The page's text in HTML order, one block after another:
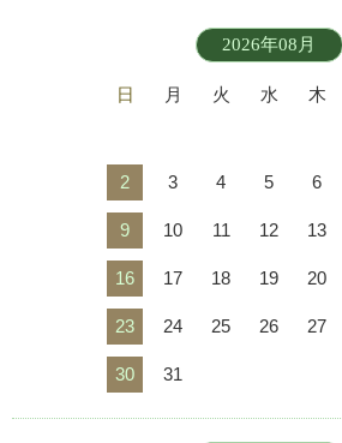
2026年08月
日 月 火 水 木
2 3 4 5 6
9 10 11 12 13
16 17 18 19 20
23 24 25 26 27
30 31